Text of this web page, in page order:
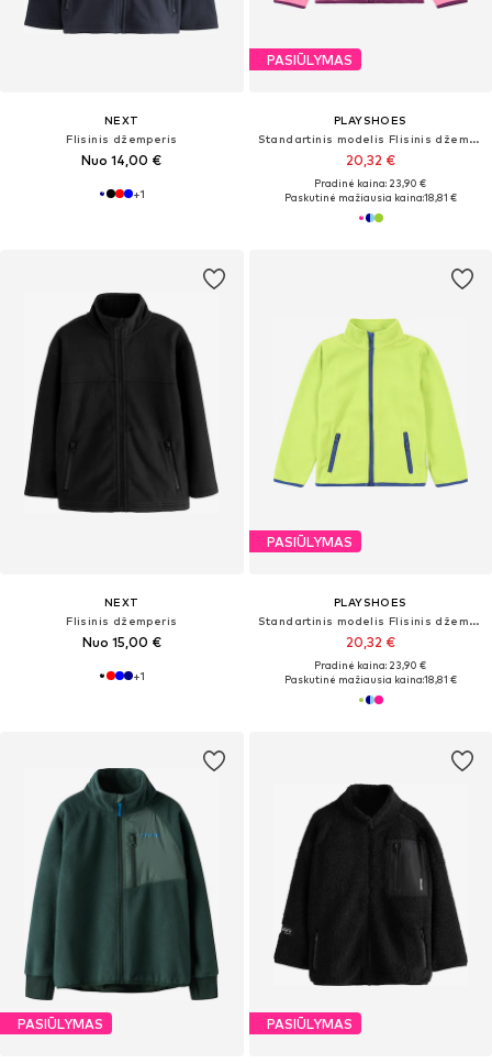
NEXT
Flisinis džemperis
Nuo 14,00 €
+1
PASIŪLYMAS
PLAYSHOES
Standartinis modelis Flisinis džemperis
20,32 €
Pradinė kaina: 23,90 €
Paskutinė mažiausia kaina:18,81 €
NEXT
Flisinis džemperis
Nuo 15,00 €
+1
PASIŪLYMAS
PLAYSHOES
Standartinis modelis Flisinis džemperis
20,32 €
Pradinė kaina: 23,90 €
Paskutinė mažiausia kaina:18,81 €
PASIŪLYMAS PASIŪLYMAS